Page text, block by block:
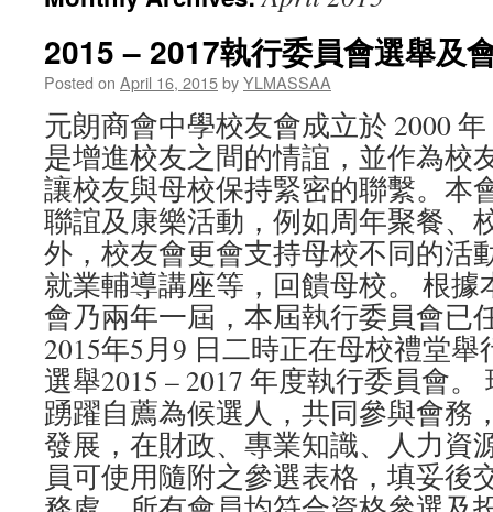
2015 – 2017執行委員會選舉及
Posted on April 16, 2015byYLMASSAA
元朗商會中學校友會成立於 2000
是增進校友之間的情誼，並作為校
讓校友與母校保持緊密的聯繫。本
聯誼及康樂活動，例如周年聚餐、
外，校友會更會支持母校不同的活
就業輔導講座等，回饋母校。 根
會乃兩年一屆，本屆執行委員會已
2015年5月9 日二時正在母校禮堂
選舉2015 – 2017 年度執行委員會
踴躍自薦為候選人，共同參與會務
發展，在財政、專業知識、人力資
員可使用隨附之參選表格，填妥後